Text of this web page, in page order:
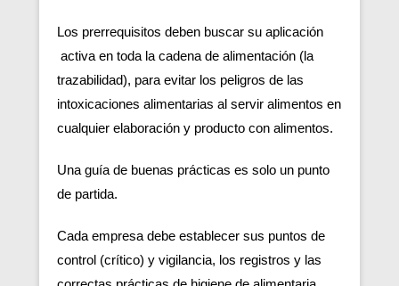
Los prerrequisitos deben buscar su aplicación
activa en toda la cadena de alimentación (la
trazabilidad), para evitar los peligros de las
intoxicaciones alimentarias al servir alimentos en
cualquier elaboración y producto con alimentos.
Una guía de buenas prácticas es solo un punto
de partida.
Cada empresa debe establecer sus puntos de
control (crítico) y vigilancia, los registros y las